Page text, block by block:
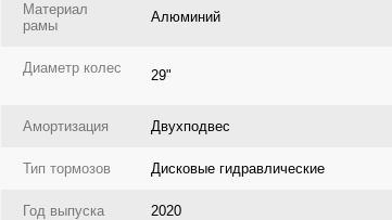
Материал
рамы
Алюминий
Диаметр колес 29"
Амортизация Двухподвес
Тип тормозов Дисковые гидравлические
Год выпуска 2020